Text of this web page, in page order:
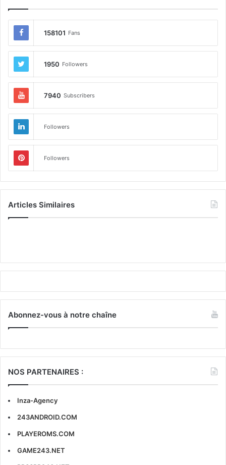
158101 Fans
1950 Followers
7940 Subscribers
Followers
Followers
Articles Similaires
Abonnez-vous à notre chaîne
NOS PARTENAIRES :
Inza-Agency
243ANDROID.COM
PLAYEROMS.COM
GAME243.NET